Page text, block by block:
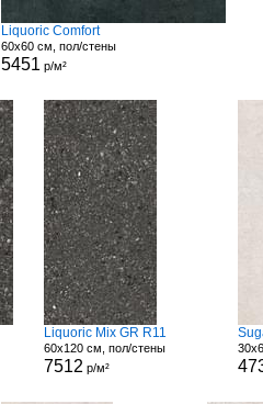
Liquoric Comfort
60x60 см, пол/стены
5451 р/м²
Liquoric Mix GR R11
60x120 см, пол/стены
7512 р/м²